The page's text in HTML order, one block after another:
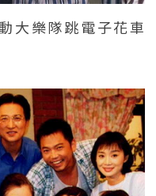
大樂隊跳電子花車